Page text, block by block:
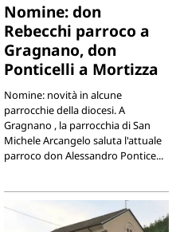
Nomine: don
Rebecchi parroco a
Gragnano, don
Ponticelli a Mortizza
Nomine: novità in alcune
parrocchie della diocesi. A
Gragnano , la parrocchia di San
Michele Arcangelo saluta l'attuale
parroco don Alessandro Pontice...